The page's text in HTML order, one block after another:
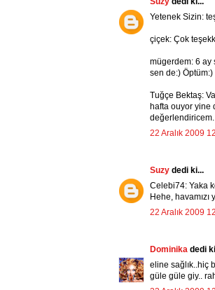
Yetenek Sizin:
çiçek: Çok
mügerdem: 6 ay
sen de:) Öptüm:)
Tuğçe Bektaş:
hafta ouyor yine
değerlendiricem.
22 Aralık 2009
Suzy dedi ki...
Celebi74: Yaka
Hehe, havamızı
22 Aralık 2009
Dominika dedi
eline sağlık..hiç
güle güle giy..